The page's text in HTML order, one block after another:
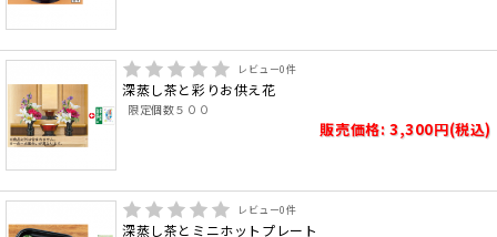
レビュー0件
深蒸し茶と彩りお供え花
限定個数５００
販売価格: 3,300円(税込)
レビュー0件
深蒸し茶とミニホットプレート